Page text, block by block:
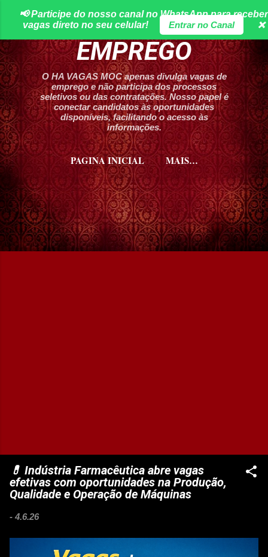
Pular para o conteúdo principal
HA VAGAS DE
EMPREGO
O HA VAGAS MOC apenas divulga vagas de
emprego e não participa dos processos
seletivos ou das contratações. Nosso papel é
conectar candidatos às oportunidades
disponíveis, facilitando o acesso às
informações.
📢 Participe do nosso canal no WhatsApp para receber
vagas direto no seu celular!
Entrar no Canal ❌
PAGINA INICIAL
MAIS…
CURSOS HA VAGAS MOC
💊 Indústria Farmacêutica abre vagas
efetivas com oportunidades na Produção,
Qualidade e Operação de Máquinas
- 4.6.26